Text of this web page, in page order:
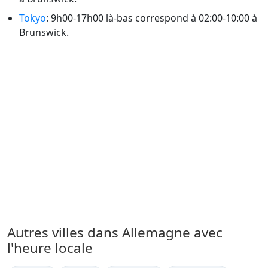
Tokyo: 9h00-17h00 là-bas correspond à 02:00-10:00 à
Brunswick.
Autres villes dans Allemagne avec
l'heure locale